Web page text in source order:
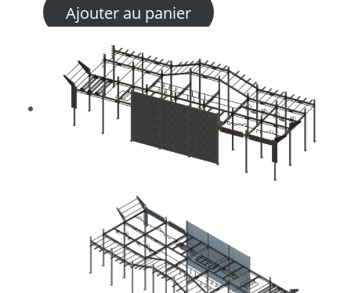
Ajouter au panier